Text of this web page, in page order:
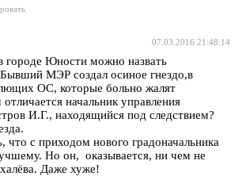
07.03.2016 21:48:14
городе Юности можно назвать
МЭР создал осиное гнездо,в
ОС, которые больно жалят
начальник управления
И.Г., находящийся под следствием?
что с приходом нового градоначальника
Но он, оказывается, ни чем не
Даже хуже!